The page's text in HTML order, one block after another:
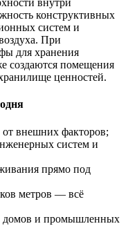
внутри
конструктивных
систем и
При
для хранения
создаются помещения
ценностей.
внешних факторов;
систем и
прямо под
метров — всё
домов и промышленных